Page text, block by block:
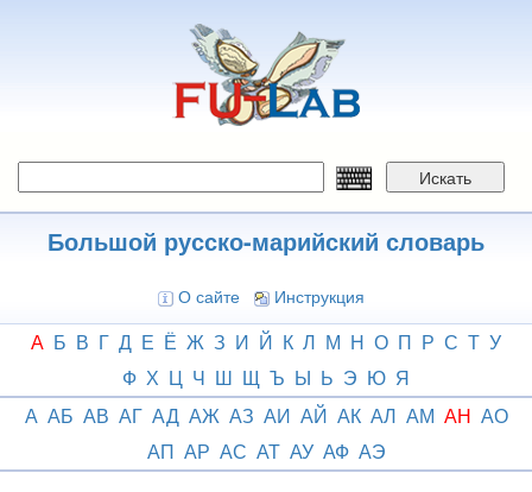
Искать
Большой русско-марийский словарь
О сайте Инструкция
А Б В Г Д Е Ё Ж З И Й К Л М Н О П Р С Т У
Ф Х Ц Ч Ш Щ Ъ Ы Ь Э Ю Я
А АБ АВ АГ АД АЖ АЗ АИ АЙ АК АЛ АМ АН АО
АП АР АС АТ АУ АФ АЭ